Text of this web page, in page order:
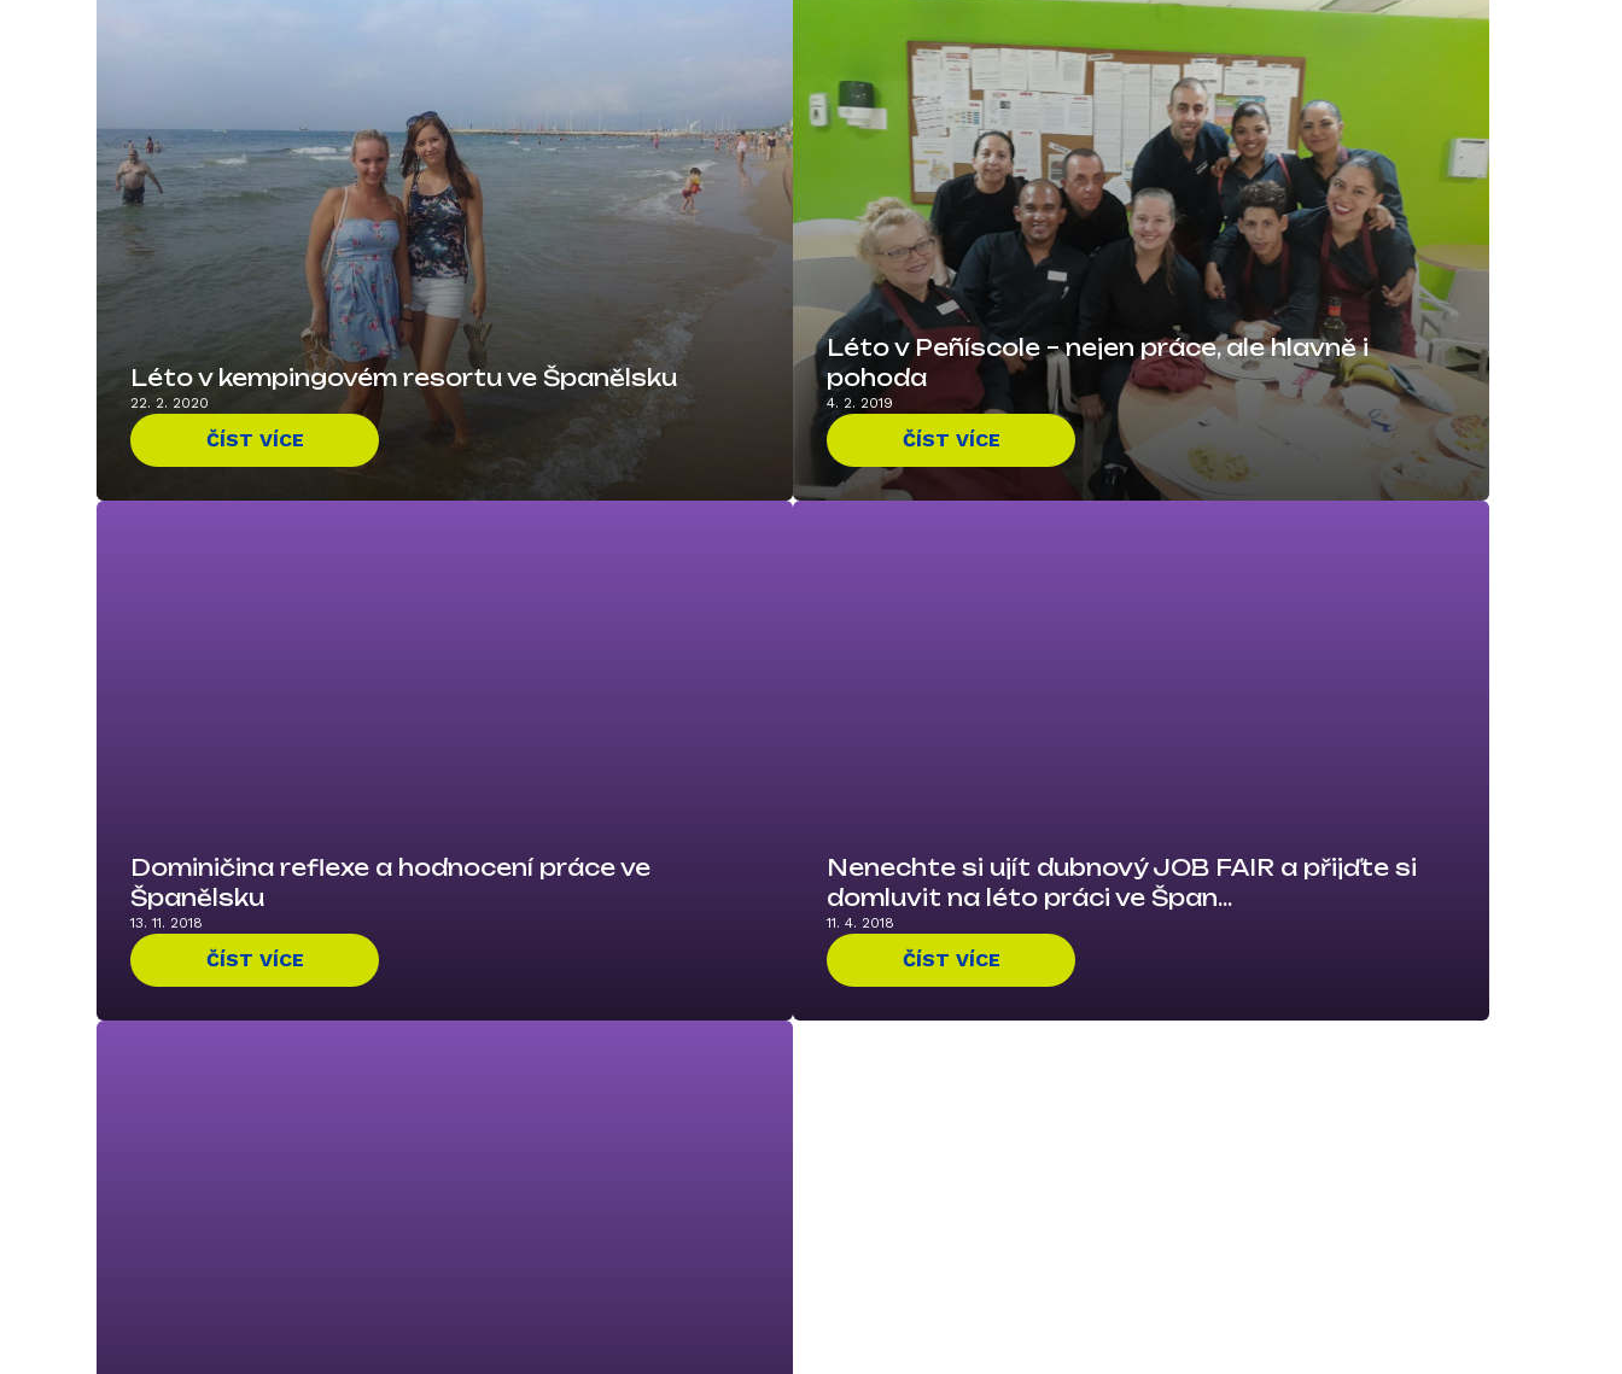
Léto v kempingovém resortu ve Španělsku
22. 2. 2020
ČÍST VÍCE
Léto v Peñíscole – nejen práce, ale hlavně i
pohoda
4. 2. 2019
ČÍST VÍCE
Dominičina reflexe a hodnocení práce ve
Španělsku
13. 11. 2018
ČÍST VÍCE
Nenechte si ujít dubnový JOB FAIR a přijďte si
domluvit na léto práci ve Špan...
11. 4. 2018
ČÍST VÍCE